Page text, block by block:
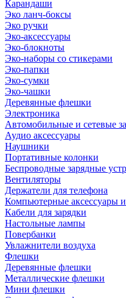
Карандаши
Эко ланч-боксы
Эко ручки
Эко-аксессуары
Эко-блокноты
Эко-наборы со стикерами
Эко-папки
Эко-сумки
Эко-чашки
Деревянные флешки
Электроника
Автомобильные и сетевые
Аудио аксессуары
Наушники
Портативные колонки
Беспроводные зарядные
Вентиляторы
Держатели для телефона
Компьютерные аксессуары
Кабели для зарядки
Настольные лампы
Повербанки
Увлажнители воздуха
Флешки
Деревянные флешки
Металлические флешки
Мини флешки